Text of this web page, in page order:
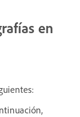
en